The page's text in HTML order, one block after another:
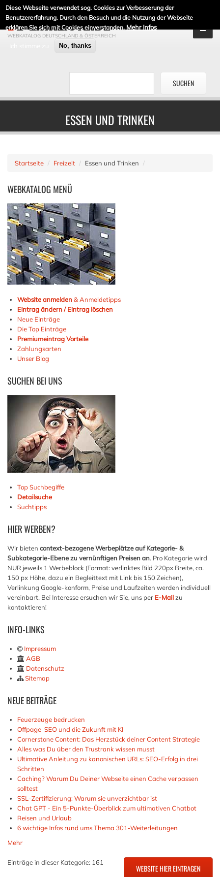
Diese Webseite verwendet sog. Cookies zur Verbesserung der
Benutzererfahrung. Durch den Besuch und die Nutzung der Webseite
erklären Sie sich mit Cookies einverstanden. Mehr Infos
No, thanks
DE-LINKLISTE.DE
WEBKATALOG DEUTSCHLAND & ÖSTERREICH
ESSEN UND TRINKEN
Startseite Freizeit Essen und Trinken
WEBKATALOG MENÜ
Website anmelden& Anmeldetipps
Eintrag ändern / Eintrag löschen
Neue Einträge
Die Top Einträge
Premiumeintrag Vorteile
Zahlungsarten
Unser Blog
SUCHEN BEI UNS
Top Suchbegiffe
Detailsuche
Suchtipps
HIERWERBEN?
Wir bieten context-bezogene Werbeplätze auf Kategorie- &
Subkategorie-Ebene zu vernünftigen Preisen an. Pro Kategorie wird
NUR jeweils 1 Werbeblock (Format: verlinktes Bild 220px Breite, ca.
150 px Höhe, dazu ein Begleittext mit Link bis 150 Zeichen),
Verlinkung Google-konform, Preise und Laufzeiten werden individuell
vereinbart. Bei Interesse ersuchen wir Sie, uns per E-Mailzu
kontaktieren!
INFO-LINKS
Impressum
AGB
Datenschutz
Sitemap
NEUEBEITRÄGE
Feuerzeuge bedrucken
Offpage-SEO und die Zukunft mit KI
Cornerstone Content: Das Herzstück deiner Content Strategie
Alles was Du über den Trustrank wissen musst
Ultimative Anleitung zu kanonischen URLs: SEO-Erfolg in drei
Schritten
Caching? Warum Du Deiner Webseite einen Cache verpassen
solltest
SSL-Zertifizierung: Warum sie unverzichtbar ist
Chat GPT - Ein 5-Punkte-Überblick zum ultimativen Chatbot
Reisen und Urlaub
6 wichtige Infos rund ums Thema 301-Weiterleitungen
Mehr
Einträge in dieser Kategorie: 161